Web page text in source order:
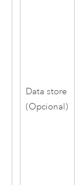
Data store
(Opcional)